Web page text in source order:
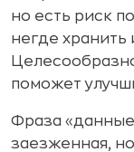
но есть риск
негде хранить
поможет
Фраза
заезженная,